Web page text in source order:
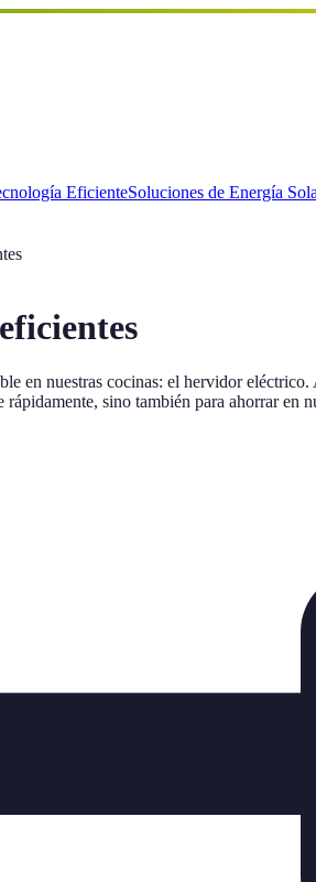
EficienteSoluciones de Energía
en nuestras cocinas: el hervidor
sino también para ahorrar en